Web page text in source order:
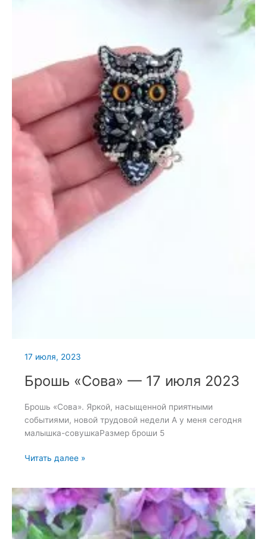
17 июля, 2023
Брошь «Сова» — 17 июля 2023
Брошь «Сова». Яркой, насыщенной приятными
событиями, новой трудовой недели А у меня сегодня
малышка-совушкаРазмер броши 5
Брошь
17
июля
2023
Читать далее »